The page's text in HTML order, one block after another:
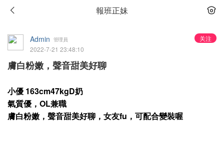
報班正妹
关注
Admin 管理員
2022-7-21 23:48:10
膚白粉嫩，聲音甜美好聊
小優 163cm47kgD奶
氣質優，OL兼職
膚白粉嫩，聲音甜美好聊，女友fu，可配合變裝喔